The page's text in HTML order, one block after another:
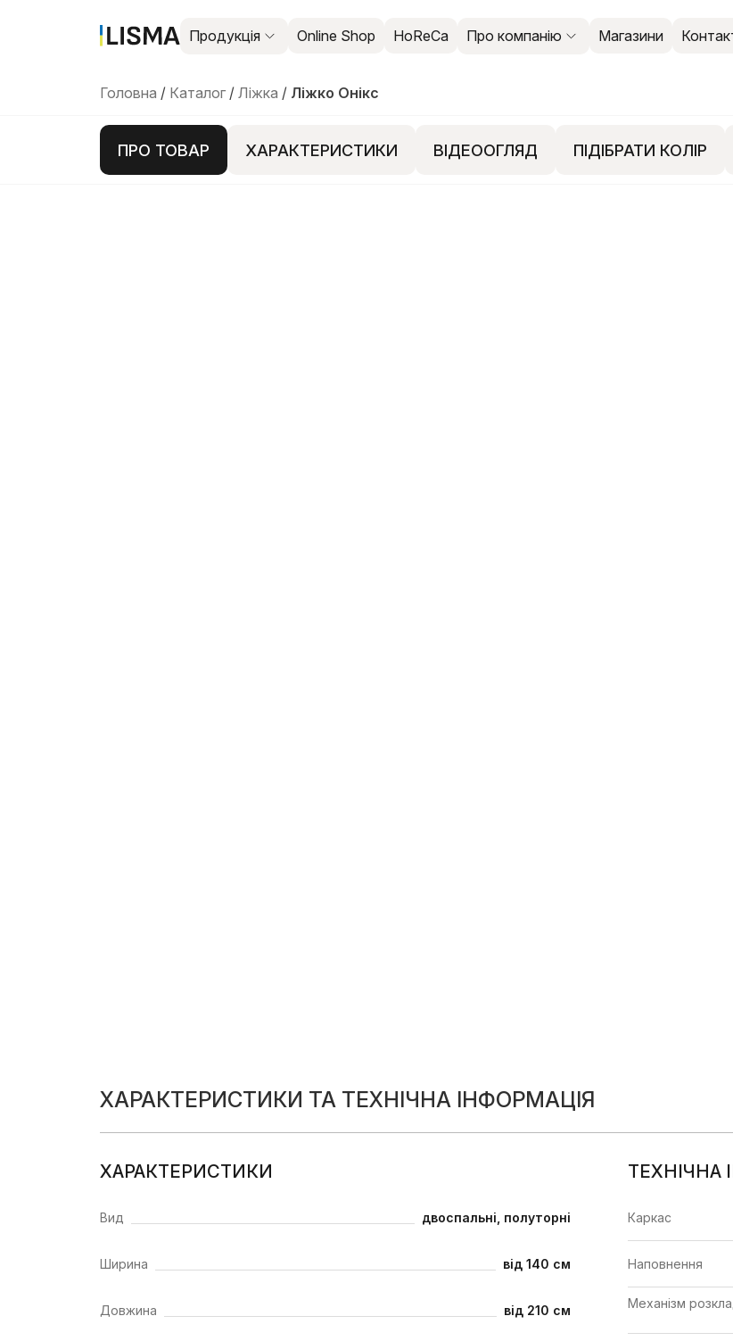
Продукція Online Shop HoReCa Про компанію Магазини
Головна / Каталог / Ліжка / Ліжко Онікс
ПРО ТОВАР ХАРАКТЕРИСТИКИ ВІДЕООГЛЯД ПІДІБРАТИ КОЛІР
ХАРАКТЕРИСТИКИ ТА ТЕХНІЧНА ІНФОРМАЦІЯ
ХАРАКТЕРИСТИКИ
Вид двоспальні, полуторні
Ширина від 140 см
Довжина від 210 см
ТЕХНІЧНА
Каркас
Наповнення
Механізм